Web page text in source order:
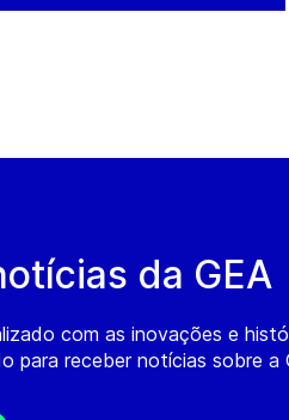
da GEA
com as inovações e
para receber notícias sobre a